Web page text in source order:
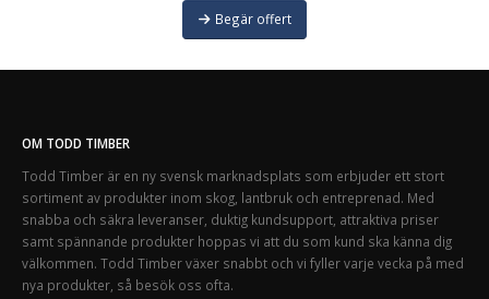
Begär offert
OM TODD TIMBER
Todd Timber är en ny svensk marknadsplats som erbjuder ett stort
sortiment av produkter inom skog, lantbruk och entreprenad. Med
snabba och säkra leveranser, duktig kundsupport, attraktiva priser
samt spännande produkter hoppas vi att du som kund ska känna dig
välkommen. Todd Timber växer snabbt och vi fyller varje vecka på med
nya produkter, så besök oss ofta.